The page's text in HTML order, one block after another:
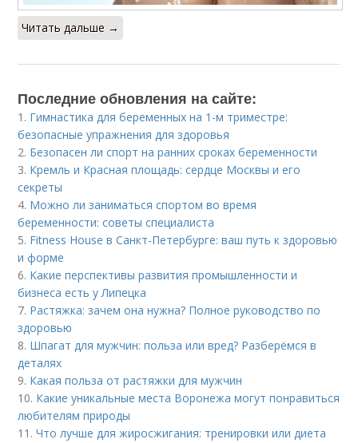
Читать дальше →
Последние обновления на сайте:
1. Гимнастика для беременных на 1-м триместре:
безопасные упражнения для здоровья
2. Безопасен ли спорт на ранних сроках беременности
3. Кремль и Красная площадь: сердце Москвы и его
секреты
4. Можно ли заниматься спортом во время
беременности: советы специалиста
5. Fitness House в Санкт-Петербурге: ваш путь к здоровью
и форме
6. Какие перспективы развития промышленности и
бизнеса есть у Липецка
7. Растяжка: зачем она нужна? Полное руководство по
здоровью
8. Шпагат для мужчин: польза или вред? Разберёмся в
деталях
9. Какая польза от растяжки для мужчин
10. Какие уникальные места Воронежа могут понравиться
любителям природы
11.Что лучше для жиросжигания: тренировки или диета